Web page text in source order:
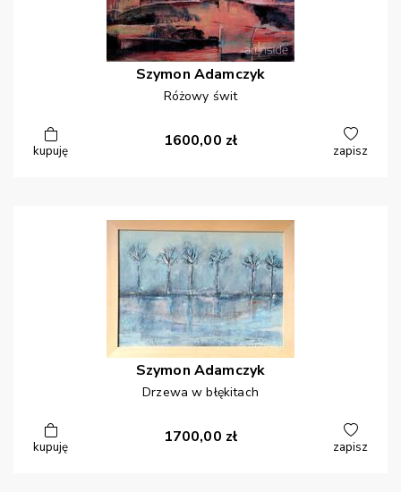
Szymon Adamczyk
Różowy świt
kupuję
1600,00 zł
zapisz
Szymon Adamczyk
Drzewa w błękitach
kupuję
1700,00 zł
zapisz